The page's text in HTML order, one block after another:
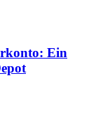
Ein